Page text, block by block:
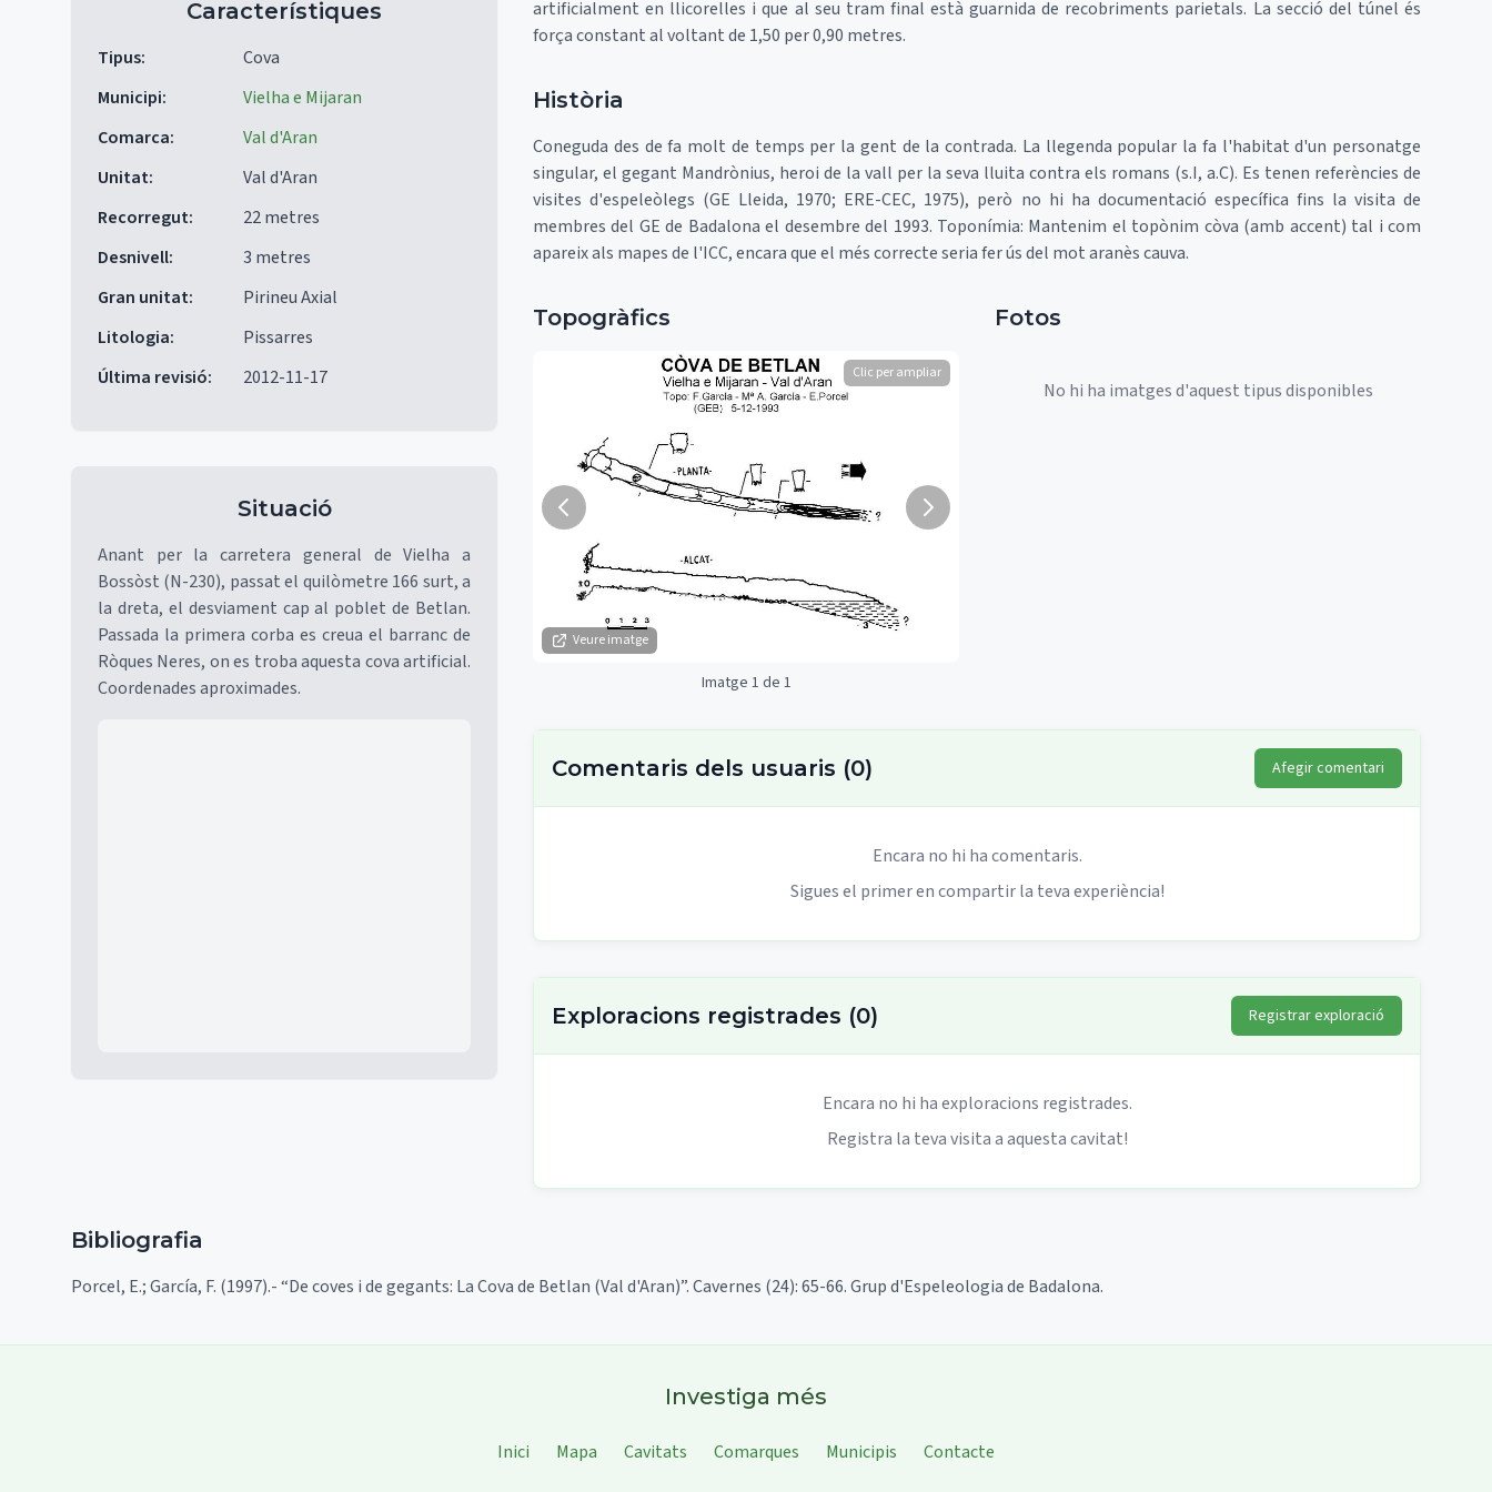
Característiques
Tipus:
Cova
Municipi:
Vielha e Mijaran
Comarca:
Val d'Aran
Unitat:
Val d'Aran
Recorregut:
22 metres
Desnivell:
3 metres
Gran unitat:
Pirineu Axial
Litologia:
Pissarres
Última revisió: 2012-11-17
Situació
Anant per la carretera general de Vielha a
Bossòst (N-230), passat el quilòmetre 166 surt, a
la dreta, el desviament cap al poblet de Betlan.
Passada la primera corba es creua el barranc de
Ròques Neres, on es troba aquesta cova artificial.
Coordenades aproximades.
artificialment en llicorelles i que al seu tram final està guarnida de recobriments parietals. La secció del túnel és
força constant al voltant de 1,50 per 0,90 metres.
Història
Coneguda des de fa molt de temps per la gent de la contrada. La llegenda popular la fa l'habitat d'un personatge
singular, el gegant Mandrònius, heroi de la vall per la seva lluita contra els romans (s.I, a.C). Es tenen referències de
visites d'espeleòlegs (GE Lleida, 1970; ERE-CEC, 1975), però no hi ha documentació específica fins la visita de
membres del GE de Badalona el desembre del 1993. Toponímia: Mantenim el topònim còva (amb accent) tal i com
apareix als mapes de l'ICC, encara que el més correcte seria fer ús del mot aranès cauva.
Topogràfics
Veure imatge
Clic per ampliar
Imatge 1 de 1
Fotos
No hi ha imatges d'aquest tipus disponibles
Comentaris dels usuaris (0) Afegir comentari
Encara no hi ha comentaris.
Sigues el primer en compartir la teva experiència!
Exploracions registrades (0) Registrar exploració
Encara no hi ha exploracions registrades.
Registra la teva visita a aquesta cavitat!
Bibliografia
Porcel, E.; García, F. (1997).- “De coves i de gegants: La Cova de Betlan (Val d'Aran)”. Cavernes (24): 65-66. Grup d'Espeleologia de Badalona.
Investiga més
Inici Mapa Cavitats Comarques Municipis Contacte